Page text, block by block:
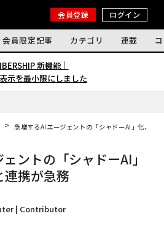
会員登録 ログイン
会員限定記事 カテゴリ 連載
新機能｜
示を最小限にしました
急増するAIエージェントの「シャドーAI」化、安
ントの「シャドーAI」
携が急務
| Contributor